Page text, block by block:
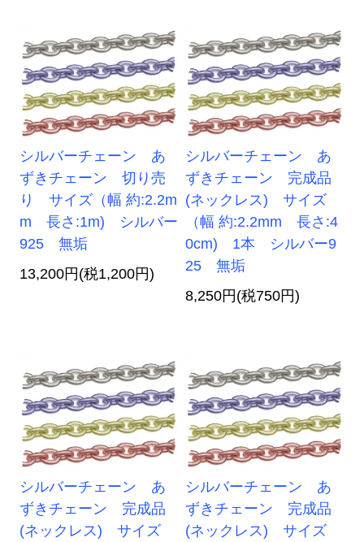
シルバーチェーン あ
ずきチェーン 切り売
り サイズ（幅 約:2.2m
m 長さ:1m) シルバー
925 無垢
13,200円(税1,200円)
シルバーチェーン あ
ずきチェーン 完成品
(ネックレス) サイズ
（幅 約:2.2mm 長さ:4
0cm) 1本 シルバー9
25 無垢
8,250円(税750円)
シルバーチェーン あ
ずきチェーン 完成品
(ネックレス) サイズ
シルバーチェーン あ
ずきチェーン 完成品
(ネックレス) サイズ